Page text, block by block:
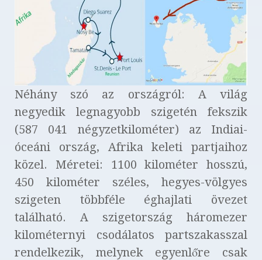
Néhány szó az országról: A világ
negyedik legnagyobb szigetén fekszik
(587 041 négyzetkilométer) az Indiai-
óceáni ország, Afrika keleti partjaihoz
közel. Méretei: 1100 kilométer hosszú,
450 kilométer széles, hegyes-völgyes
szigeten többféle éghajlati övezet
található. A szigetország háromezer
kilométernyi csodálatos partszakasszal
rendelkezik, melynek egyenlőre csak